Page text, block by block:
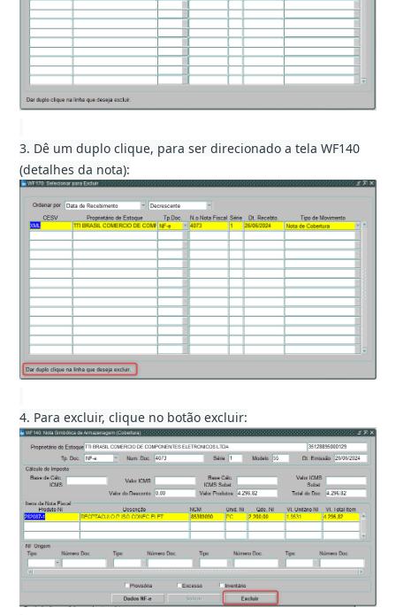
3. Dê um duplo clique, para ser direcionado a tela WF140
(detalhes da nota):
4. Para excluir, clique no botão excluir: